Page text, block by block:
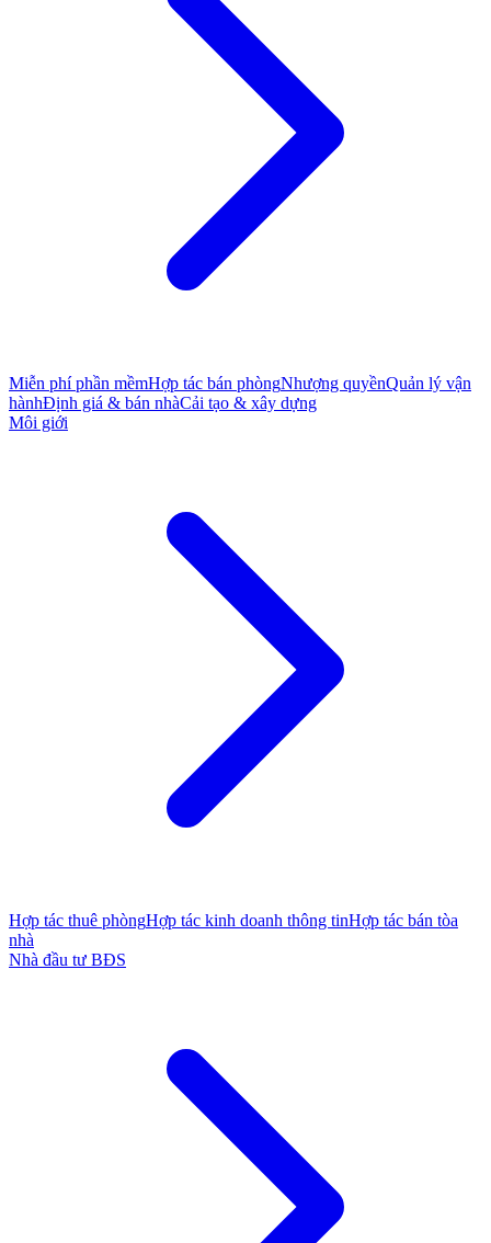
Miễn phí phần mềmHợp tác bán phòngNhượng quyềnQuản lý vận
hànhĐịnh giá & bán nhàCải tạo & xây dựng
Môi giới
Hợp tác thuê phòngHợp tác kinh doanh thông tinHợp tác bán tòa
nhà
Nhà đầu tư BĐS